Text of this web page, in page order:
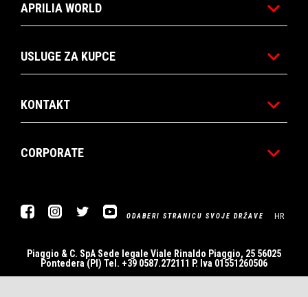
APRILIA WORLD
USLUGE ZA KUPCE
KONTAKT
CORPORATE
FacebookInstagram
Twitter YouTube
ODABERI STRANICU SVOJE DRŽAVE HR
Piaggio & C. SpA Sede legale Viale Rinaldo Piaggio, 25 56025
Pontedera (PI) Tel. +39 0587.272111 P. Iva 01551260506